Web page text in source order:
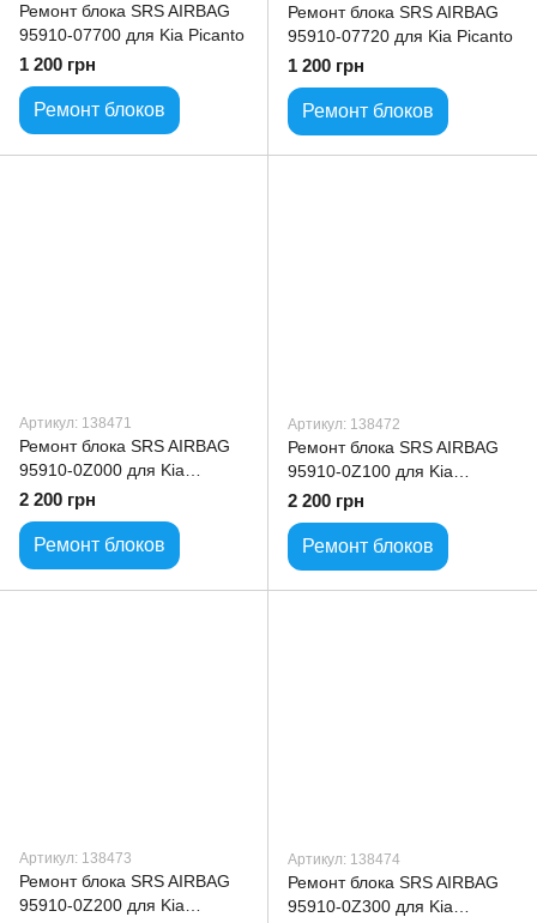
Ремонт блока SRS AIRBAG
95910-07700 для Kia Picanto
1 200 грн
Ремонт блоков
Ремонт блока SRS AIRBAG
95910-07720 для Kia Picanto
1 200 грн
Ремонт блоков
Артикул: 138471
Ремонт блока SRS AIRBAG
95910-0Z000 для Kia
Sportage
2 200 грн
Ремонт блоков
Артикул: 138472
Ремонт блока SRS AIRBAG
95910-0Z100 для Kia
Sportage
2 200 грн
Ремонт блоков
Артикул: 138473
Ремонт блока SRS AIRBAG
95910-0Z200 для Kia
Артикул: 138474
Ремонт блока SRS AIRBAG
95910-0Z300 для Kia